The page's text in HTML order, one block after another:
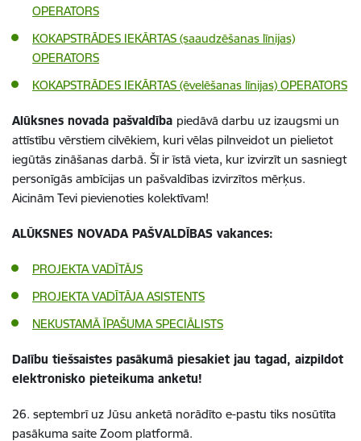
OPERATORS
KOKAPSTRĀDES IEKĀRTAS (saaudzēšanas līnijas)
OPERATORS
KOKAPSTRĀDES IEKĀRTAS (ēvelēšanas līnijas) OPERATORS
Alūksnes novada pašvaldība piedāvā darbu uz izaugsmi un
attīstību vērstiem cilvēkiem, kuri vēlas pilnveidot un pielietot
iegūtās zināšanas darbā. Šī ir īstā vieta, kur izvirzīt un sasniegt
personīgās ambīcijas un pašvaldības izvirzītos mērķus.
Aicinām Tevi pievienoties kolektīvam!
ALŪKSNES NOVADA PAŠVALDĪBAS vakances:
PROJEKTA VADĪTĀJS
PROJEKTA VADĪTĀJA ASISTENTS
NEKUSTAMĀ ĪPAŠUMA SPECIĀLISTS
Dalību tiešsaistes pasākumā piesakiet jau tagad, aizpildot
elektronisko pieteikuma anketu!
26. septembrī uz Jūsu anketā norādīto e-pastu tiks nosūtīta
pasākuma saite Zoom platformā.